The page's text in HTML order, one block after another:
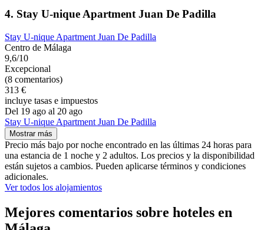
4. Stay U-nique Apartment Juan De Padilla
Stay U-nique Apartment Juan De Padilla
Centro de Málaga
9,6/10
Excepcional
(8 comentarios)
313 €
incluye tasas e impuestos
Del 19 ago al 20 ago
Stay U-nique Apartment Juan De Padilla
Mostrar más
Precio más bajo por noche encontrado en las últimas 24 horas para
una estancia de 1 noche y 2 adultos. Los precios y la disponibilidad
están sujetos a cambios. Pueden aplicarse términos y condiciones
adicionales.
Ver todos los alojamientos
Mejores comentarios sobre hoteles en